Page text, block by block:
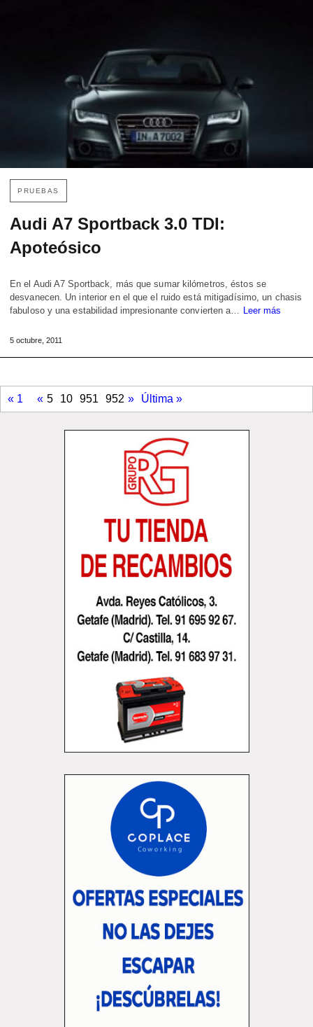
PRUEBAS
Audi A7 Sportback 3.0 TDI:
Apoteósico
En el Audi A7 Sportback, más que sumar kilómetros, éstos se
desvanecen. Un interior en el que el ruido está mitigadísimo, un chasis
fabuloso y una estabilidad impresionante convierten a… Leer más
5 octubre, 2011
« 1 « 5 10 951 952 » Última »